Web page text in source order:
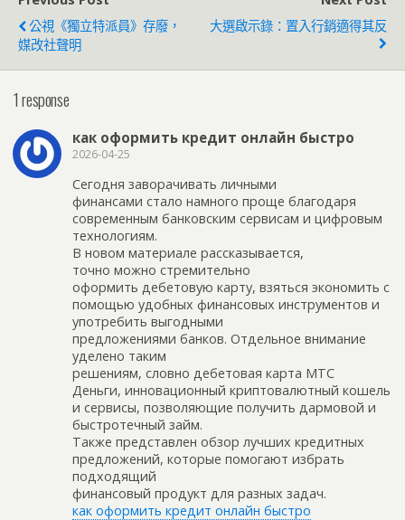
公視《獨立特派員》存廢，
媒改社聲明
大選啟示錄：置入行銷適得其反
1 response
как оформить кредит онлайн быстро
2026-04-25
Сегодня заворачивать личными
финансами стало намного проще благодаря
современным банковским сервисам и цифровым
технологиям.
В новом материале рассказывается,
точно можно стремительно
оформить дебетовую карту, взяться экономить с
помощью удобных финансовых инструментов и
употребить выгодными
предложениями банков. Отдельное внимание
уделено таким
решениям, словно дебетовая карта МТС
Деньги, инновационный криптовалютный кошель
и сервисы, позволяющие получить дармовой и
быстротечный займ.
Также представлен обзор лучших кредитных
предложений, которые помогают избрать
подходящий
финансовый продукт для разных задач.
как оформить кредит онлайн быстро